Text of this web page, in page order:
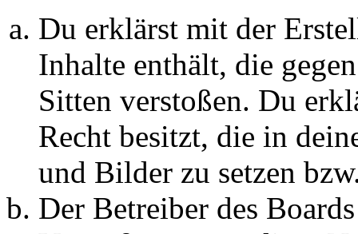
Du erklärst mit der
Inhalte enthält, die
Sitten verstoßen. Du
Recht besitzt, die in
und Bilder zu setzen
Der Betreiber des